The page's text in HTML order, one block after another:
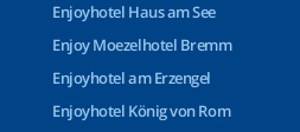
Enjoyhotel Haus am See
Enjoy Moezelhotel Bremm
Enjoyhotel am Erzengel
Enjoyhotel König von Rom